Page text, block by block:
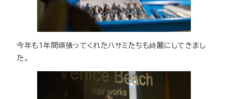
今年も１年間頑張ってくれたハサミたちも綺麗にしてきまし
た。